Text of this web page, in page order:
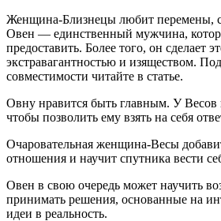
Женщина-Близнецы любит перемены,
Овен — единственный мужчина,
предоставить. Более того, он сделает
экстравагантностью и изяществом.
совместимости читайте в статье.
Овну нравится быть главным. У Весов
чтобы позволить ему взять на себя
Очаровательная женщина-Весы
отношения и научит спутника вести
Овен в свою очередь может научить
принимать решения, основанные на
идеи в реальность.